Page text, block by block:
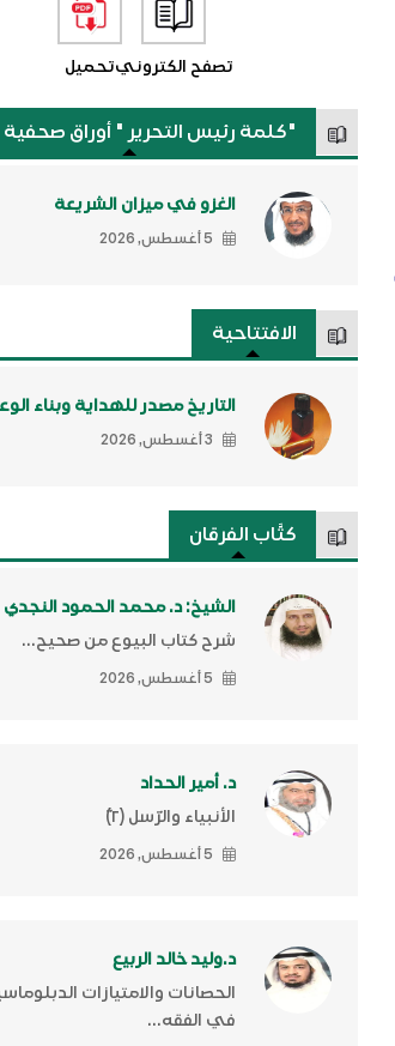
تصفح الكترونيتحميل
"كلمة رئيس التحرير " أوراق صحفية
الغزو في ميزان الشريعة
5 أغسطس, 2026
الافتتاحية
التاريخ مصدر للهداية وبناء
3 أغسطس, 2026
كتَّاب الفرقان
الشيخ: د. محمد الحمود النجدي
شرح كتاب البيوع من صحيح...
5 أغسطس, 2026
د. أمير الحداد
الأنبياء والرّسل (٢)ّ
5 أغسطس, 2026
د.وليد خالد الربيع
الحصانات والامتيازات
في الفقه...